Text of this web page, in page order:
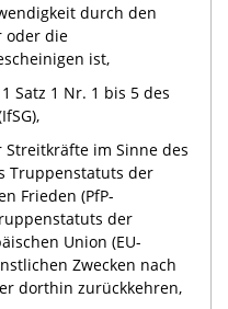
durch den
oder die
ist,
Satz 1 Nr. 1 bis 5 des
im Sinne des
Truppenstatuts der
Frieden (PfP-
der
Union (EU-
Zwecken nach
dorthin zurückkehren,